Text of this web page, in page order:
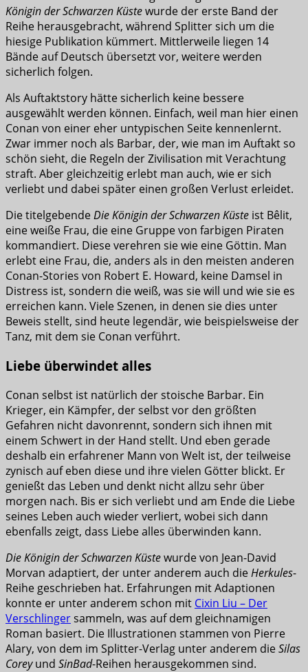
Königin der Schwarzen Küstewurde der erste Band der
Reihe herausgebracht, während Splitter sich um die
hiesige Publikation kümmert. Mittlerweile liegen 14
Bände auf Deutsch übersetzt vor, weitere werden
sicherlich folgen.
Als Auftaktstory hätte sicherlich keine bessere
ausgewählt werden können. Einfach, weil man hier einen
Conan von einer eher untypischen Seite kennenlernt.
Zwar immer noch als Barbar, der, wie man im Auftakt so
schön sieht, die Regeln der Zivilisation mit Verachtung
straft. Aber gleichzeitig erlebt man auch, wie er sich
verliebt und dabei später einen großen Verlust erleidet.
Die titelgebendeDie Königin der Schwarzen Küste ist Bêlit,
eine weiße Frau, die eine Gruppe von farbigen Piraten
kommandiert. Diese verehren sie wie eine Göttin. Man
erlebt eine Frau, die, anders als in den meisten anderen
Conan-Stories von Robert E. Howard, keine Damsel in
Distress ist, sondern die weiß, was sie will und wie sie es
erreichen kann. Viele Szenen, in denen sie dies unter
Beweis stellt, sind heute legendär, wie beispielsweise der
Tanz, mit dem sie Conan verführt.
Liebe überwindet alles
Conan selbst ist natürlich der stoische Barbar. Ein
Krieger, ein Kämpfer, der selbst vor den größten
Gefahren nicht davonrennt, sondern sich ihnen mit
einem Schwert in der Hand stellt. Und eben gerade
deshalb ein erfahrener Mann von Welt ist, der teilweise
zynisch auf eben diese und ihre vielen Götter blickt. Er
genießt das Leben und denkt nicht allzu sehr über
morgen nach. Bis er sich verliebt und am Ende die Liebe
seines Leben auch wieder verliert, wobei sich dann
ebenfalls zeigt, dass Liebe alles überwinden kann.
Die Königin der Schwarzen Küstewurde von Jean-David
Morvan adaptiert, der unter anderem auch dieHerkules-
Reihe geschrieben hat. Erfahrungen mit Adaptionen
konnte er unter anderem schon mit Cixin Liu – Der
Verschlingersammeln, was auf dem gleichnamigen
Roman basiert. Die Illustrationen stammen von Pierre
Alary, von dem im Splitter-Verlag unter anderem dieSilas
Coreyund SinBad-Reihen herausgekommen sind.